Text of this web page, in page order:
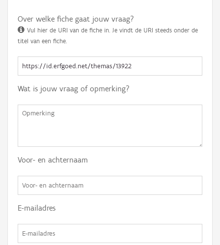
Over welke fiche gaat jouw vraag?
Vul hier de URI van de fiche in. Je vindt de URI steeds onder de
titel van een fiche.
Wat is jouw vraag of opmerking?
Voor- en achternaam
E-mailadres